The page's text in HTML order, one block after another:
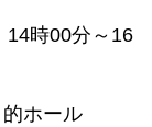
時00分～16
ホール